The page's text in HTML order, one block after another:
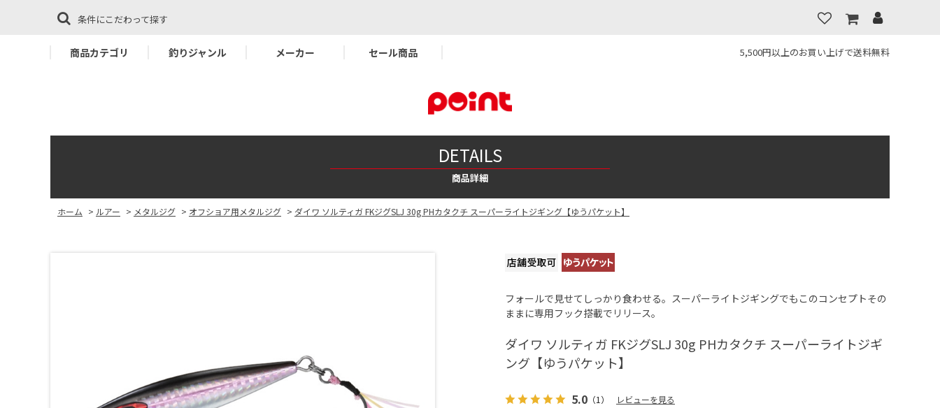
条件にこだわって探す
商品カテゴリ 釣りジャンル メーカー セール商品 5,500円以上のお買い上げで送料無料
DETAILS
商品詳細
ホーム > ルアー > メタルジグ > オフショア用メタルジグ > ダイワ ソルティガ FKジグSLJ 30g PHカタクチ スーパーライトジギング【ゆうパケット】
フォールで見せてしっかり食わせる。スーパーライトジギングでもこのコンセプトその
ままに専用フック搭載でリリース。
ダイワ ソルティガ FKジグSLJ 30g PHカタクチ スーパーライトジギ
ング【ゆうパケット】
5.0 （1） レビューを見る